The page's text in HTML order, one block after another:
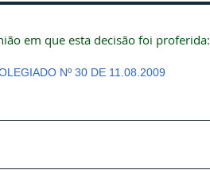
em que esta decisão foi proferida:
Nº 30 DE 11.08.2009